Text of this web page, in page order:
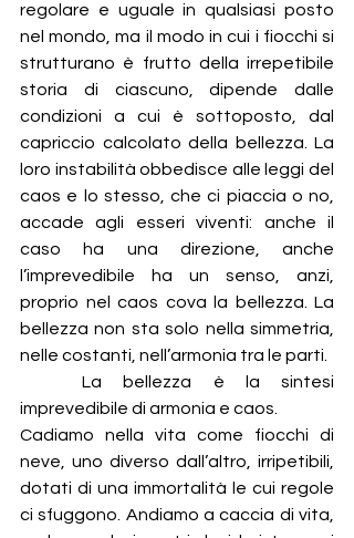
regolare e uguale in qualsiasi posto
nel mondo, ma il modo in cui i fiocchi si
strutturano è frutto della irrepetibile
storia di ciascuno, dipende dalle
condizioni a cui è sottoposto, dal
capriccio calcolato della bellezza. La
loro instabilità obbedisce alle leggi del
caos e lo stesso, che ci piaccia o no,
accade agli esseri viventi: anche il
caso ha una direzione, anche
l’imprevedibile ha un senso, anzi,
proprio nel caos cova la bellezza. La
bellezza non sta solo nella simmetria,
nelle costanti, nell’armonia tra le parti.
	La bellezza è la sintesi
imprevedibile di armonia e caos.
Cadiamo nella vita come fiocchi di
neve, uno diverso dall’altro, irripetibili,
dotati di una immortalità le cui regole
ci sfuggono. Andiamo a caccia di vita,